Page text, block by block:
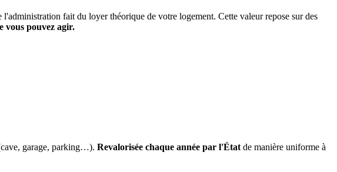
fait du loyer théorique de votre logement. Cette valeur repose sur des
vous pouvez agir.
garage, parking…). Revalorisée chaque année par l'État de manière uniforme à